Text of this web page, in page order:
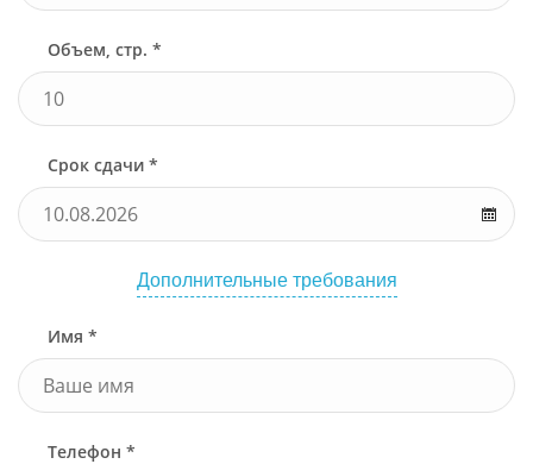
Объем, стр. *
Срок сдачи *
Дополнительные требования
Имя *
Телефон *